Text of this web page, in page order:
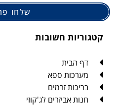
שלחו
קטגוריות חשובות
דף הבית
מערכות ספא
בריכות זרמים
חנות אביזרים לג'קוזי